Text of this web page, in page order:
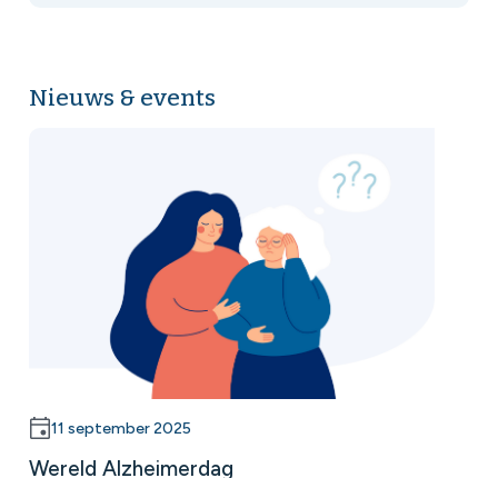
Nieuws & events
11 september 2025
Wereld Alzheimerdag